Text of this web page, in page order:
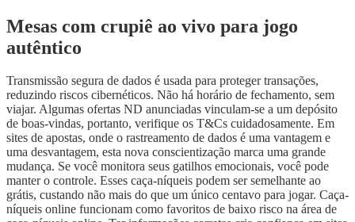
Mesas com crupiê ao vivo para jogo
autêntico
Transmissão segura de dados é usada para proteger transações,
reduzindo riscos cibernéticos. Não há horário de fechamento, sem
viajar. Algumas ofertas ND anunciadas vinculam-se a um depósito
de boas-vindas, portanto, verifique os T&Cs cuidadosamente. Em
sites de apostas, onde o rastreamento de dados é uma vantagem e
uma desvantagem, esta nova conscientização marca uma grande
mudança. Se você monitora seus gatilhos emocionais, você pode
manter o controle. Esses caça-níqueis podem ser semelhante ao
grátis, custando não mais do que um único centavo para jogar. Caça-
níqueis online funcionam como favoritos de baixo risco na área de